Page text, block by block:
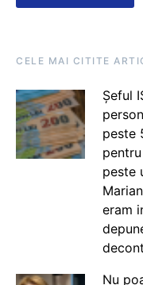
CELE MAI CITITE
Șeful
peste
peste
eram
Nu